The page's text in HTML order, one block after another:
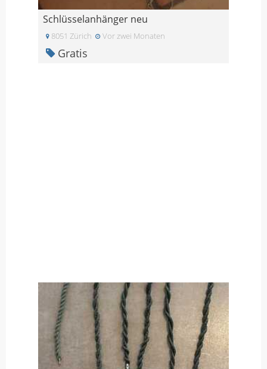
Schlüsselanhänger neu
8051 Zürich Vor zwei Monaten
Gratis